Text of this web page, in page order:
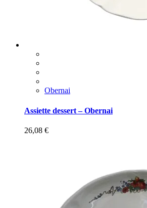
Obernai
Assiette dessert – Obernai
26,08 €